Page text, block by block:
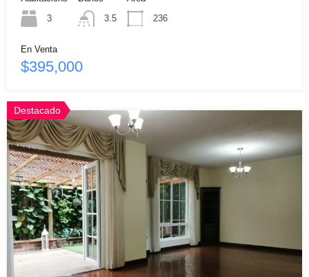
3
3.5
236
En Venta
$395,000
Destacado